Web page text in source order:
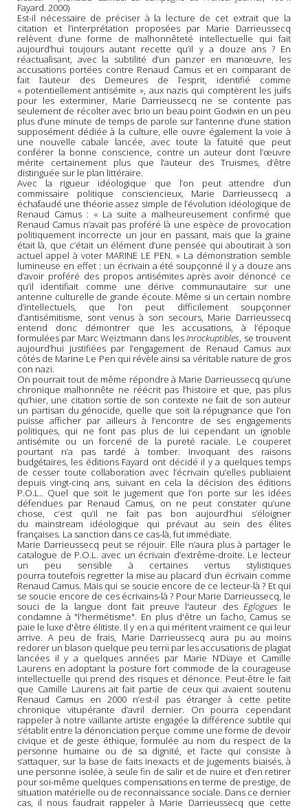
Fayard. 2000)
Est-il nécessaire de préciser à la lecture de cet extrait que la
citation et l’interprétation proposées par Marie Darrieussecq
relèvent d’une forme de malhonnêteté intellectuelle qui fait
aujourd’hui toujours autant recette qu’il y a douze ans ? En
réactualisant, avec la subtilité d’un panzer en manœuvre, les
accusations portées contre Renaud Camus et en comparant de
fait l’auteur des Demeures de l’esprit, identifié comme
« potentiellement antisémite », aux nazis qui comptèrent les juifs
pour les exterminer, Marie Darrieussecq ne se contente pas
seulement de récolter avec brio un beau point Godwin en un peu
plus d’une minute de temps de parole sur l’antenne d’une station
supposément dédiée à la culture, elle ouvre également la voie à
une nouvelle cabale lancée, avec toute la fatuité que peut
conférer la bonne conscience, contre un auteur dont l’œuvre
mérite certainement plus que l’auteur des Truismes, d’être
distinguée sur le plan littéraire.
Avec la rigueur idéologique que l’on peut attendre d’un
commissaire politique consciencieux, Marie Darrieussecq a
échafaudé une théorie assez simple de l’évolution idéologique de
Renaud Camus : « La suite a malheureusement confirmé que
Renaud Camus n’avait pas proféré là une espèce de provocation
politiquement incorrecte un jour en passant, mais que la graine
était là, que c’était un élément d’une pensée qui aboutirait à son
actuel appel à voter MARINE LE PEN. » La démonstration semble
lumineuse en effet : un écrivain a été soupçonné il y a douze ans
d’avoir proféré des propos antisémites après avoir dénoncé ce
qu’il identifiait comme une dérive communautaire sur une
antenne culturelle de grande écoute. Même si un certain nombre
d’intellectuels, que l’on peut difficilement soupçonner
d’antisémitisme, sont venus à son secours, Marie Darrieussecq
entend donc démontrer que les accusations, à l’époque
formulées par Marc Weiztmann dans lesInrockuptibles, se trouvent
aujourd’hui justifiées par l’engagement de Renaud Camus aux
côtés de Marine Le Pen qui révèle ainsi sa véritable nature de gros
con nazi.
On pourrait tout de même répondre à Marie Darrieussecq qu’une
chronique malhonnête ne réécrit pas l’histoire et que, pas plus
qu’hier, une citation sortie de son contexte ne fait de son auteur
un partisan du génocide, quelle que soit la répugnance que l’on
puisse afficher par ailleurs à l’encontre de ses engagements
politiques, qui ne font pas plus de lui cependant un ignoble
antisémite ou un forcené de la pureté raciale. Le couperet
pourtant n’a pas tardé à tomber. Invoquant des raisons
budgétaires, les éditions Fayard ont décidé il y a quelques temps
de cesser toute collaboration avec l’écrivain qu’elles publiaient
depuis vingt-cinq ans, suivant en cela la décision des éditions
P.O.L.. Quel que soit le jugement que l’on porte sur les idées
défendues par Renaud Camus, on ne peut constater qu’une
chose, c’est qu’il ne fait pas bon aujourd’hui s’éloigner
du mainstream idéologique qui prévaut au sein des élites
françaises. La sanction dans ce cas-là, fut immédiate.
Marie Darrieussecq peut se réjouir. Elle n’aura plus à partager le
catalogue de P.O.L. avec un écrivain d’extrême-droite. Le lecteur
un peu sensible à certaines vertus stylistiques
pourra toutefois regretter la mise au placard d’un écrivain comme
Renaud Camus. Mais qui se soucie encore de ce lecteur-là ? Et qui
se soucie encore de ces écrivains-là ? Pour Marie Darrieussecq, le
souci de la langue dont fait preuve l'auteur des Eglogues le
condamne à "l'hermétisme". En plus d'être un facho, Camus se
paie le luxe d'être élitiste. Il y en a qui méritent vraiment ce qui leur
arrive. A peu de frais, Marie Darrieussecq aura pu au moins
redorer un blason quelque peu terni par les accusations de plagiat
lancées il y a quelques années par Marie N’Diaye et Camille
Laurens en adoptant la posture fort commode de la courageuse
intellectuelle qui prend des risques et dénonce. Peut-être le fait
que Camille Laurens ait fait partie de ceux qui avaient soutenu
Renaud Camus en 2000 n’est-il pas étranger à cette petite
chronique vitupérante d’avril dernier. On pourra cependant
rappeler à notre vaillante artiste engagée la différence subtile qui
s’établit entre la dénonciation perçue comme une forme de devoir
civique et de geste éthique, formulée au nom du respect de la
personne humaine ou de sa dignité, et l’acte qui consiste à
s’attaquer, sur la base de faits inexacts et de jugements biaisés, à
une personne isolée, à seule fin de salir et de nuire et d’en retirer
pour soi-même quelques compensations en terme de prestige, de
situation matérielle ou de reconnaissance sociale. Dans ce dernier
cas, il nous faudrait rappeler à Marie Darrieussecq que cette